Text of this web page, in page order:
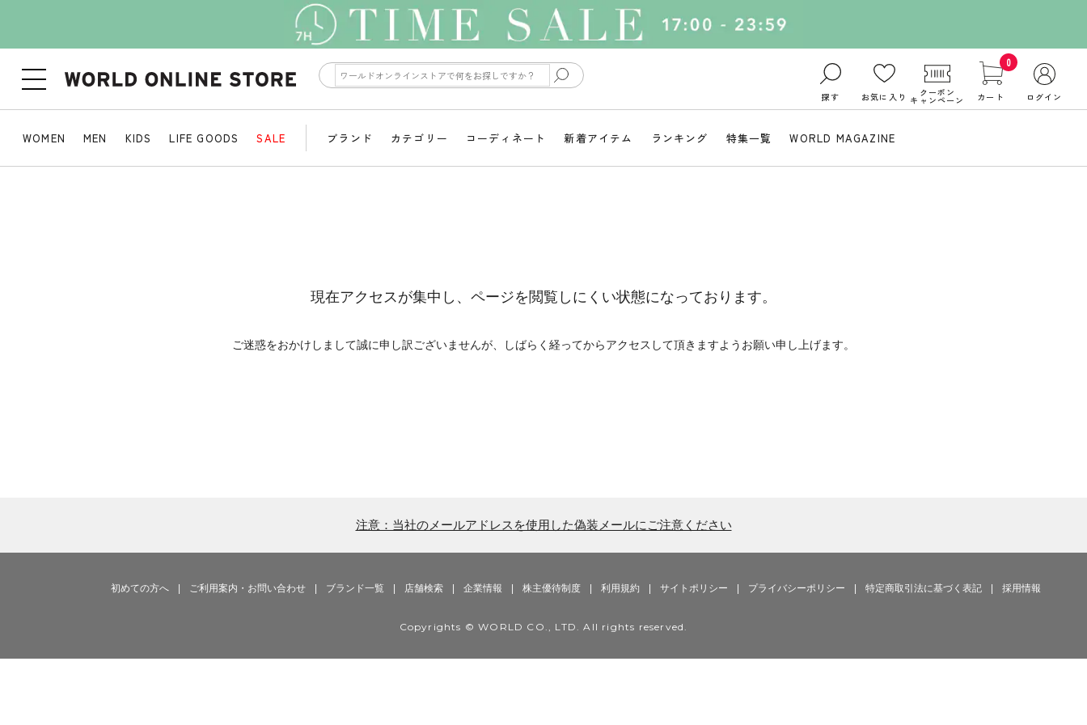
探す お気に入り クーポン
キャンペーン
0
カート ログイン
WOMEN MEN KIDS LIFE GOODS SALE ブランド カテゴリー コーディネート 新着アイテム ランキング 特集一覧 WORLD MAGAZINE
現在アクセスが集中し、ページを閲覧しにくい状態になっております。
ご迷惑をおかけしまして誠に申し訳ございませんが、しばらく経ってからアクセスして頂きますようお願い申し上げます。
注意：当社のメールアドレスを使用した偽装メールにご注意ください
初めての方へ ご利用案内・お問い合わせ ブランド一覧 店舗検索 企業情報 株主優待制度 利用規約 サイトポリシー プライバシーポリシー 特定商取引法に基づく表記 採用情報
Copyrights © WORLD CO., LTD. All rights reserved.